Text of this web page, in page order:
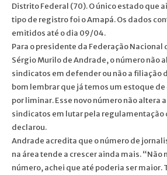
Distrito Federal (70). O único estado que
tipo de registro foi o Amapá. Os dados
emitidos até o dia 09/04.
Para o presidente da Federação Nacional
Sérgio Murilo de Andrade, o número não
sindicatos em defender ou não a filiação
bom lembrar que já temos um estoque de
por liminar. Esse novo número não altera
sindicatos em lutar pela regulamentação
declarou.
Andrade acredita que o número de
na área tende a crescer ainda mais. “Não
número, achei que até poderia ser maior.